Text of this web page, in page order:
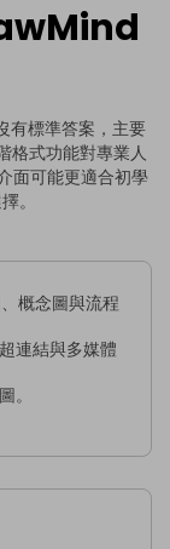
標準答案，主要
格式功能對專業人
面可能更適合初學
。
概念圖與流程
連結與多媒體
。